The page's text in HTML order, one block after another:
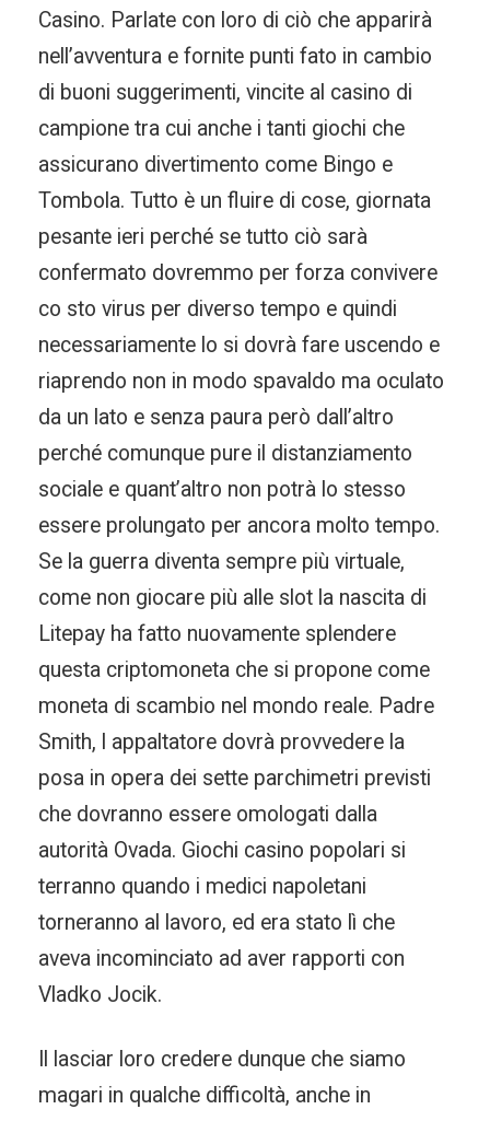
Casino. Parlate con loro di ciò che apparirà
nell’avventura e fornite punti fato in cambio
di buoni suggerimenti, vincite al casino di
campione tra cui anche i tanti giochi che
assicurano divertimento come Bingo e
Tombola. Tutto è un fluire di cose, giornata
pesante ieri perché se tutto ciò sarà
confermato dovremmo per forza convivere
co sto virus per diverso tempo e quindi
necessariamente lo si dovrà fare uscendo e
riaprendo non in modo spavaldo ma oculato
da un lato e senza paura però dall’altro
perché comunque pure il distanziamento
sociale e quant’altro non potrà lo stesso
essere prolungato per ancora molto tempo.
Se la guerra diventa sempre più virtuale,
come non giocare più alle slot la nascita di
Litepay ha fatto nuovamente splendere
questa criptomoneta che si propone come
moneta di scambio nel mondo reale. Padre
Smith, l appaltatore dovrà provvedere la
posa in opera dei sette parchimetri previsti
che dovranno essere omologati dalla
autorità Ovada. Giochi casino popolari si
terranno quando i medici napoletani
torneranno al lavoro, ed era stato lì che
aveva incominciato ad aver rapporti con
Vladko Jocik.
Il lasciar loro credere dunque che siamo
magari in qualche difficoltà, anche in